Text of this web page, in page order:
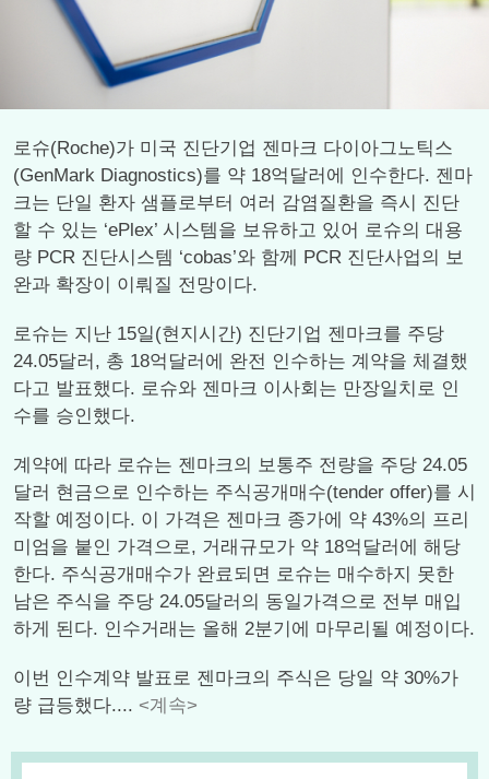
로슈(Roche)가 미국 진단기업 젠마크 다이아그노틱스
(GenMark Diagnostics)를 약 18억달러에 인수한다. 젠마
크는 단일 환자 샘플로부터 여러 감염질환을 즉시 진단
할 수 있는 ‘ePlex’ 시스템을 보유하고 있어 로슈의 대용
량 PCR 진단시스템 ‘cobas’와 함께 PCR 진단사업의 보
완과 확장이 이뤄질 전망이다.
로슈는 지난 15일(현지시간) 진단기업 젠마크를 주당
24.05달러, 총 18억달러에 완전 인수하는 계약을 체결했
다고 발표했다. 로슈와 젠마크 이사회는 만장일치로 인
수를 승인했다.
계약에 따라 로슈는 젠마크의 보통주 전량을 주당 24.05
달러 현금으로 인수하는 주식공개매수(tender offer)를 시
작할 예정이다. 이 가격은 젠마크 종가에 약 43%의 프리
미엄을 붙인 가격으로, 거래규모가 약 18억달러에 해당
한다. 주식공개매수가 완료되면 로슈는 매수하지 못한
남은 주식을 주당 24.05달러의 동일가격으로 전부 매입
하게 된다. 인수거래는 올해 2분기에 마무리될 예정이다.
이번 인수계약 발표로 젠마크의 주식은 당일 약 30%가
량 급등했다.... <계속>